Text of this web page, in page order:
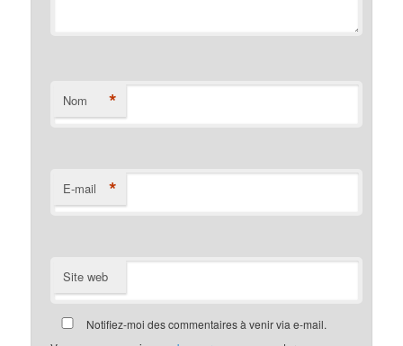
Nom *
E-mail *
Site web
Notifiez-moi des commentaires à venir via e-mail.